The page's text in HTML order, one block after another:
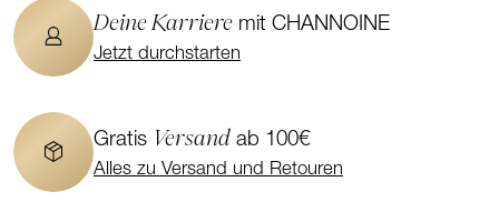
Deine Karriere mit CHANNOINE
Jetzt durchstarten
Gratis Versand ab 100€
Alles zu Versand und Retouren